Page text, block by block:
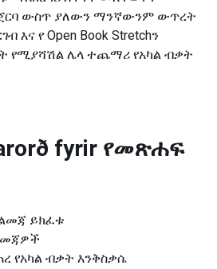
ውስጥ ያለውን ማንኛውንም ውጥረት
እና የ Open Book Stretchን
የሚያሻሽል ሌላ ተጨማሪ የአካል ብቃት
fyrir የመጽሐፍ
ይክፈቱ
የአካል ብቃት እንቅስቃሴ